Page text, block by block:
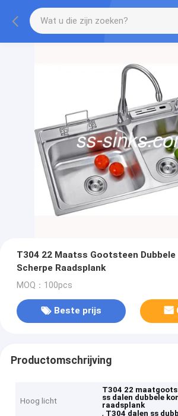
T304 22 Maatss Gootsteen
Scherpe Raadsplank
MOQ：100pcs
Beste prijs
Productomschrijving
Hoog licht
T304 22
ss dalen dubbele
raadsplank
, T304 dalen ss